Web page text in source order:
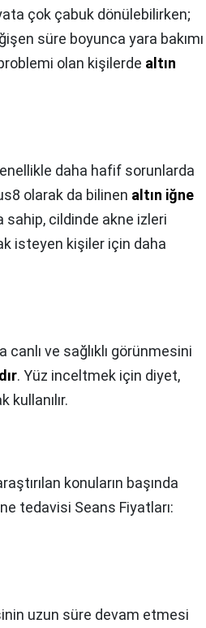
çok çabuk dönülebilirken;
süre boyunca yara bakımı
olan kişilerde altın
daha hafif sorunlarda
olarak da bilinen altın iğne
sahip, cildinde akne izleri
isteyen kişiler için daha
ve sağlıklı görünmesini
. Yüz inceltmek için diyet,
kullanılır.
konuların başında
tedavisi Seans Fiyatları:
uzun süre devam etmesi